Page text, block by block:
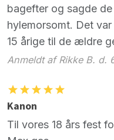
bagefter og sagde
hylemorsomt. Det
15 årige til de ældre
Anmeldt af Rikke B. d.
Kanon
Til vores 18 års fest